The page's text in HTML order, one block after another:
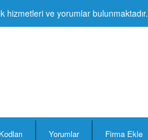
hizmetleri ve yorumlar bulunmaktadır.
Yorumlar Firma Ekle